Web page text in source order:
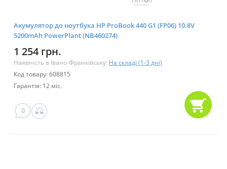
Акумулятор до ноутбука HP ProBook 440 G1 (FP06) 10.8V
5200mAh PowerPlant (NB460274)
1 254 грн.
Наявність в Івано-Франківську: На складі (1-3 дні)
Код товару: 608815
Гарантія: 12 міс.
0